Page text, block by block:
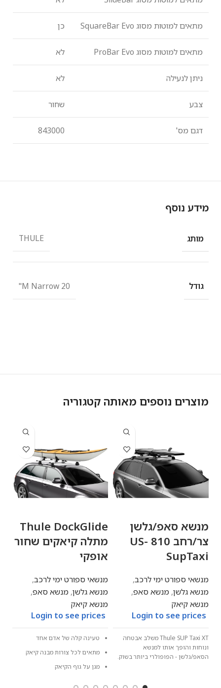
מתאים למוטות מסוג SquareBar Evo כן
מתאים למוטות מסוג ProBar Evo לא
ניתן לנעילה לא
צבע שחור
דגם מס' 843000
מידע נוסף
מותג THULE
גודל "M Narrow 20
מוצרים נוספים מאותה קטגוריה
מנשא סאפ/גלשן
צר/רחב 810 US-
SupTaxi
מנשאי ספורט ימי לרכב,
מנשא גלשן,מנשא סאפ,
מנשא קיאק
Login to see prices
Thule SUP Taxi XT משלב אבטחה
ונוחות והופך אותו למנשא
הסאפ/גלשן - הפופולרי ביותר בשוק.
Thule DockGlide
מתלה קיאקים שחור
אופקי
מנשאי ספורט ימי לרכב,
מנשא גלשן, מנשא סאפ,
מנשא קיאק
Login to see prices
טעינה קלה של אדם אחד
מתאים לכל צורות מבנה קיאק
מגן על גוף הקיאק